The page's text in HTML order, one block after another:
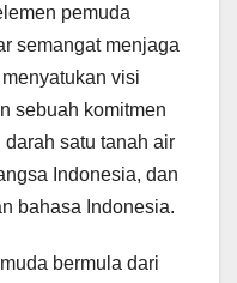
pemuda
semangat menjaga
visi
sebuah komitmen
satu tanah air
Indonesia, dan
bahasa Indonesia.
bermula dari